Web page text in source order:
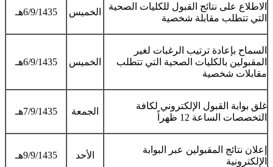
الاطلاع على نتائج القبول للكليات الصحية
التي تتطلب مقابلة شخصية
الخميس 6/9/1435هـ
السماح بإعادة ترتيب الرغبات لغير
المقبولين بالكليات الصحية التي تتطلب
مقابلات شخصية
الخميس 6/9/1435هـ
غلق بوابة القبول الإلكتروني لكافة
التخصصات الساعة 12 ظهراً
الجمعة 7/9/1435هـ
إعلان نتائج المقبولين عبر البوابة
الإلكترونية
الأحد 9/9/1435هـ